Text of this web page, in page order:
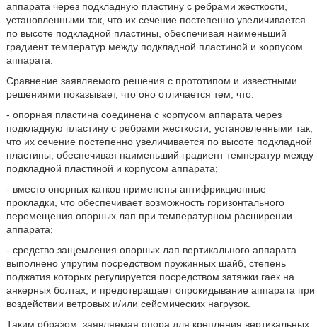
аппарата через подкладную пластину с ребрами жесткости,
установленными так, что их сечение постепенно увеличивается
по высоте подкладной пластины, обеспечивая наименьший
градиент температур между подкладной пластиной и корпусом
аппарата.
Сравнение заявляемого решения с прототипом и известными
решениями показывает, что оно отличается тем, что:
- опорная пластина соединена с корпусом аппарата через
подкладную пластину с ребрами жесткости, установленными так,
что их сечение постепенно увеличивается по высоте подкладной
пластины, обеспечивая наименьший градиент температур между
подкладной пластиной и корпусом аппарата;
- вместо опорных катков применены антифрикционные
прокладки, что обеспечивает возможность горизонтального
перемещения опорных лап при температурном расширении
аппарата;
- средство защемления опорных лап вертикального аппарата
выполнено упругим посредством пружинных шайб, степень
поджатия которых регулируется посредством затяжки гаек на
анкерных болтах, и предотвращает опрокидывание аппарата при
воздействии ветровых и/или сейсмических нагрузок.
Таким образом, заявляемая опора для крепления вертикальных